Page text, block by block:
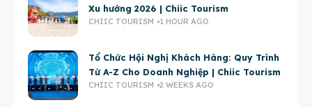
Xu hướng 2026 | Chiic Tourism
CHIIC TOURISM 1 HOUR AGO
Tổ Chức Hội Nghị Khách Hàng: Quy Trình
Từ A-Z Cho Doanh Nghiệp | Chiic Tourism
CHIIC TOURISM 2 WEEKS AGO